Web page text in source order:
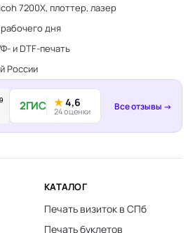
7200X, плоттер, лазер
дня
и DTF-печать
России
2ГИС ★4,6
24 оценки Все отзывы →
КАТАЛОГ
Печать визиток в СПб
Печать буклетов